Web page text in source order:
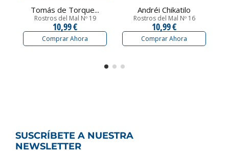
Tomás de Torque...
Rostros del Mal Nº 19
10,99 €
Comprar Ahora
Andréi Chikatilo
Rostros del Mal Nº 16
10,99 €
Comprar Ahora
SUSCRÍBETE A NUESTRA
NEWSLETTER